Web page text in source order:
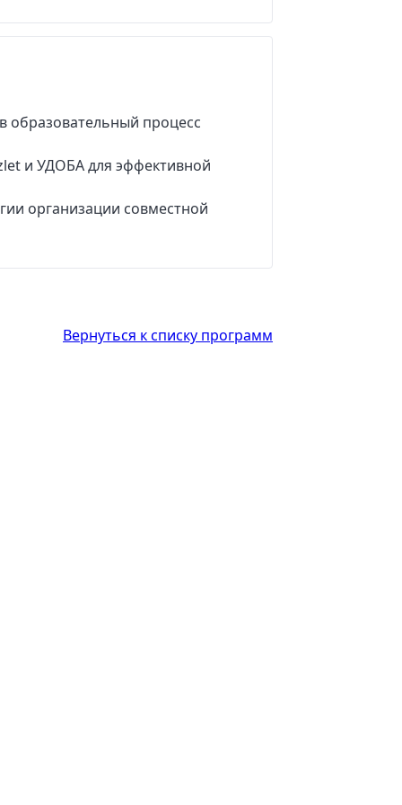
образовательный процесс
и УДОБА для эффективной
организации совместной
Вернуться к списку программ